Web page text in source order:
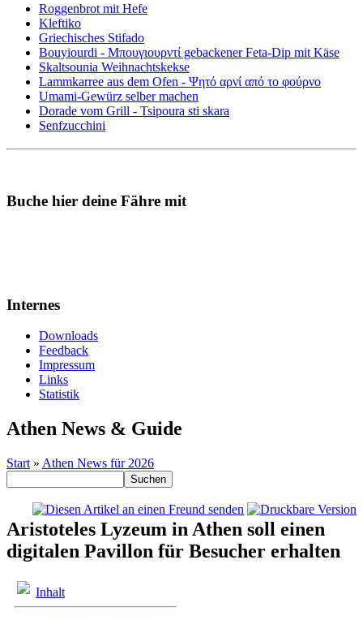
Roggenbrot mit Hefe
Kleftiko
Griechisches Stifado
Bouyiourdi - Μπουγιουρντί gebackener Feta-Dip mit Käse
Skaltsounia Weihnachtskekse
Lammkarree aus dem Ofen - Ψητό αρνί από το φούρνο
Umami-Gewürz selber machen
Dorade vom Grill - Tsipoura sti skara
Senfzucchini
Buche hier deine Fähre mit
Internes
Downloads
Feedback
Impressum
Links
Statistik
Athen News & Guide
Start » Athen News für 2026
Aristoteles Lyzeum in Athen soll einen
digitalen Pavillon für Besucher erhalten
Inhalt